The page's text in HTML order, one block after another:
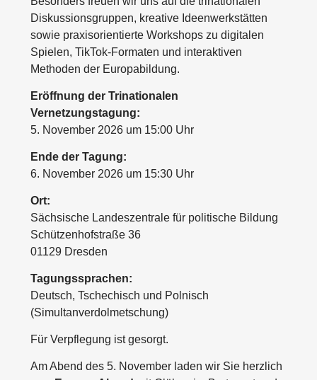
Diskussionsgruppen, kreative Ideenwerkstätten
sowie praxisorientierte Workshops zu digitalen
Spielen, TikTok-Formaten und interaktiven
Methoden der Europabildung.
Eröffnung der Trinationalen
Vernetzungstagung:
5. November 2026 um 15:00 Uhr
Ende der Tagung:
6. November 2026 um 15:30 Uhr
Ort:
Sächsische Landeszentrale für politische Bildung
Schützenhofstraße 36
01129 Dresden
Tagungssprachen:
Deutsch, Tschechisch und Polnisch
(Simultanverdolmetschung)
Für Verpflegung ist gesorgt.
Am Abend des 5. November laden wir Sie herzlich